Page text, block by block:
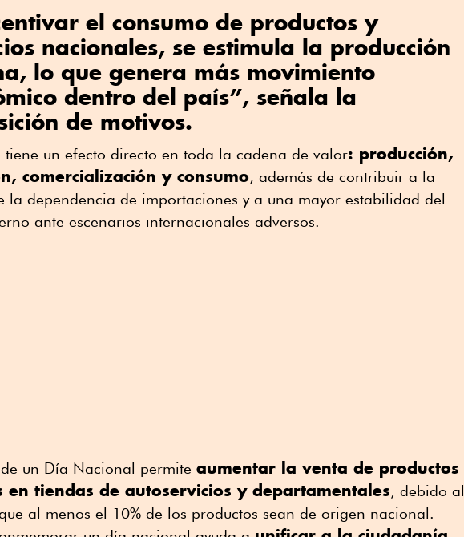
el consumo de productos y
nacionales, se estimula la producción
lo que genera más movimiento
dentro del país”, señala la
de motivos.
tiene un efecto directo en toda la cadena de valor: producción,
comercialización y consumo, además de contribuir a la
la dependencia de importaciones y a una mayor estabilidad del
ante escenarios internacionales adversos.
un Día Nacional permite aumentar la venta de productos
en tiendas de autoservicios y departamentales, debido al
al menos el 10% de los productos sean de origen nacional.